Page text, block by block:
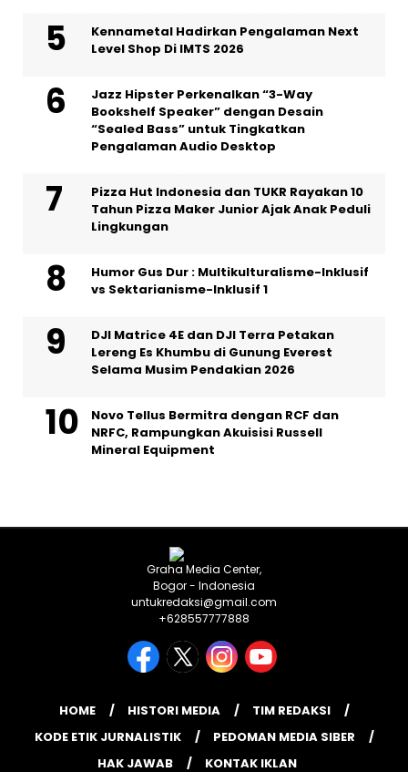
Kennametal Hadirkan Pengalaman Next
Level Shop Di IMTS 2026
Jazz Hipster Perkenalkan “3-Way
Bookshelf Speaker” dengan Desain
“Sealed Bass” untuk Tingkatkan
Pengalaman Audio Desktop
Pizza Hut Indonesia dan TUKR Rayakan 10
Tahun Pizza Maker Junior Ajak Anak Peduli
Lingkungan
Humor Gus Dur : Multikulturalisme-Inklusif
vs Sektarianisme-Inklusif 1
DJI Matrice 4E dan DJI Terra Petakan
Lereng Es Khumbu di Gunung Everest
Selama Musim Pendakian 2026
Novo Tellus Bermitra dengan RCF dan
NRFC, Rampungkan Akuisisi Russell
Mineral Equipment
Graha Media Center,
Bogor - Indonesia
untukredaksi@gmail.com
+628557777888
HOME HISTORI MEDIA
TIM REDAKSI
KODE ETIK JURNALISTIK
PEDOMAN MEDIA SIBER
HAK JAWAB
KONTAK IKLAN